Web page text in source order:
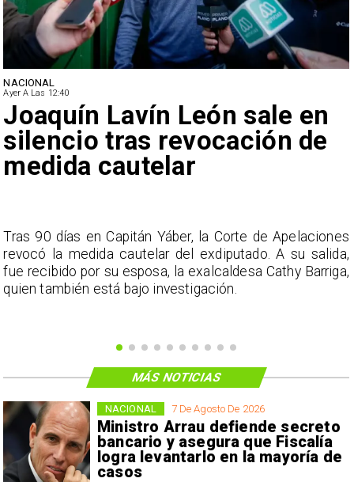
NACIONAL
Ayer A Las 12:40
Joaquín Lavín León sale en
silencio tras revocación de
medida cautelar
Tras 90 días en Capitán Yáber, la Corte de Apelaciones
revocó la medida cautelar del exdiputado. A su salida,
fue recibido por su esposa, la exalcaldesa Cathy Barriga,
quien también está bajo investigación.
7 De Agosto De 2026
Ministro Arrau defiende secreto
bancario y asegura que Fiscalía
logra levantarlo en la mayoría de
casos
NACIONAL
MÁS NOTICIAS